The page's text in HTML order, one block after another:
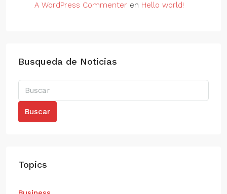
A WordPress Commenter en Hello world!
Busqueda de Noticias
Buscar
Topics